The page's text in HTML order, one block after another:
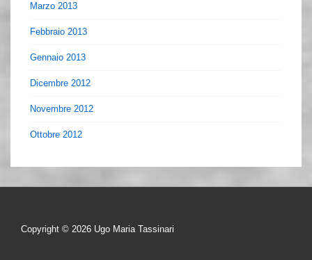
Marzo 2013
Febbraio 2013
Gennaio 2013
Dicembre 2012
Novembre 2012
Ottobre 2012
Copyright © 2026 Ugo Maria Tassinari